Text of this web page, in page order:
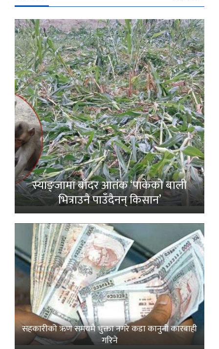
स्याङ्जामा बाँदर आतंक ‘पाकेको बाली
भित्राउनै पाउँदैनन् किसान’
सहकारीको ऋण समयमै चुक्ता नगरे कडा कानुनी कारबाही
गरिने